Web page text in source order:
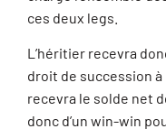
ces deux legs.
L’héritier recevra
droit de succession à
recevra le solde net
donc d’un win-win